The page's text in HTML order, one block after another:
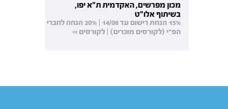
מכון מפרשים, האקדמית ת"א יפו,
בשיתוף אלו"ט
15% הנחת רישום עד 14/08 | 20% הנחה לחברי
הפ"י (לקורסים מוכרים) | לקורסים >>